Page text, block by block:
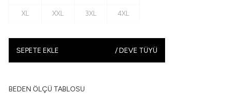
XL XXL 3XL 4XL
SEPETE EKLE /DEVE TÜYÜ
BEDEN ÖLÇÜ TABLOSU